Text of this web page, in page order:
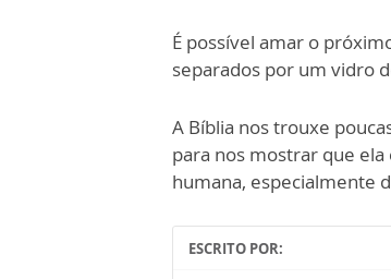
É possível amar o
separados por um vidro
A Bíblia nos trouxe
para nos mostrar que
humana, especialmente
ESCRITO POR: